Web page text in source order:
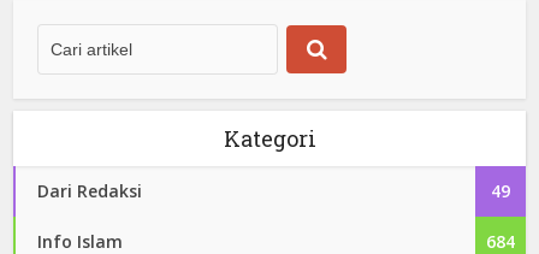
Kategori
Dari Redaksi 49
Info Islam 684